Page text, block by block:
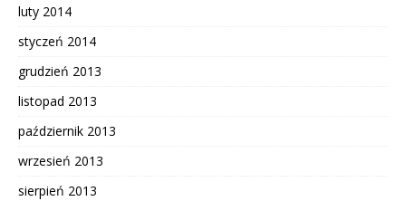
luty 2014
styczeń 2014
grudzień 2013
listopad 2013
październik 2013
wrzesień 2013
sierpień 2013